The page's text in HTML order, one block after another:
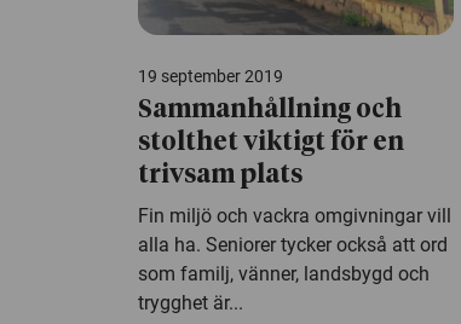
19 september 2019
Sammanhållning och
stolthet viktigt för en
trivsam plats
Fin miljö och vackra omgivningar vill
alla ha. Seniorer tycker också att ord
som familj, vänner, landsbygd och
trygghet är...